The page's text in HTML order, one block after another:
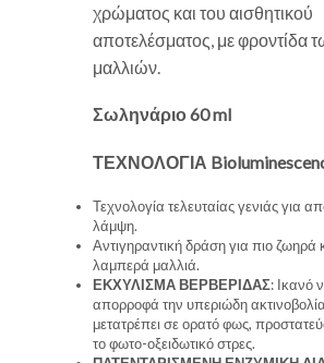
χρώματος και του αισθητικού
αποτελέσματος, με φροντίδα
μαλλιών.
Σωληνάριο 60 ml
ΤΕΧΝΟΛΟΓΙΑ
Τεχνολογία τελευταίας γενιάς για
λάμψη.
Αντιγηραντική δράση για πιο ζωηρά
λαμπερά μαλλιά.
ΕΚΧΥΛΙΣΜΑ ΒΕΡΒΕΡΙΔΑΣ: Ικανό
απορροφά την υπεριώδη
μετατρέπει σε ορατό φως,
το φωτο-οξειδωτικό στρες.